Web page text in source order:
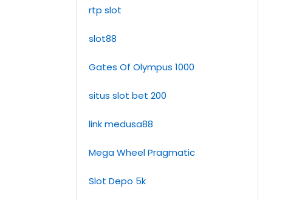
rtp slot
slot88
Gates Of Olympus 1000
situs slot bet 200
link medusa88
Mega Wheel Pragmatic
Slot Depo 5k